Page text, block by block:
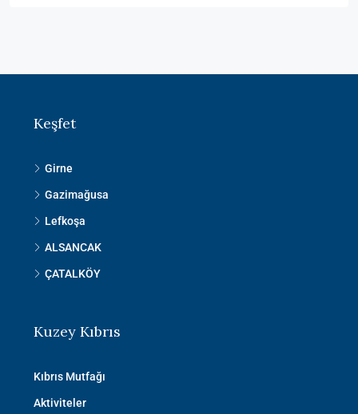
Keşfet
Girne
Gazimağusa
Lefkoşa
ALSANCAK
ÇATALKÖY
Kuzey Kıbrıs
Kıbrıs Mutfağı
Aktiviteler